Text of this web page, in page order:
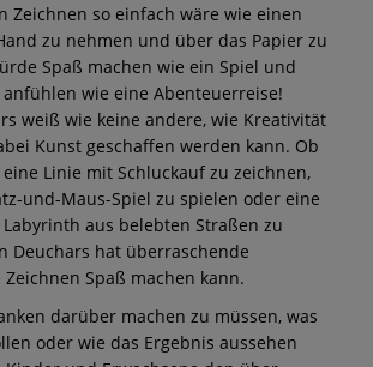
Zeichnen so einfach wäre wie einen
zu nehmen und über das Papier zu
Spaß machen wie ein Spiel und
wie eine Abenteuerreise!
weiß wie keine andere, wie Kreativität
Kunst geschaffen werden kann. Ob
Linie mit Schluckauf zu zeichnen,
und-Maus-Spiel zu spielen oder eine
aus belebten Straßen zu
Deuchars hat überraschende
Zeichnen Spaß machen kann.
darüber machen zu müssen, was
oder wie das Ergebnis aussehen